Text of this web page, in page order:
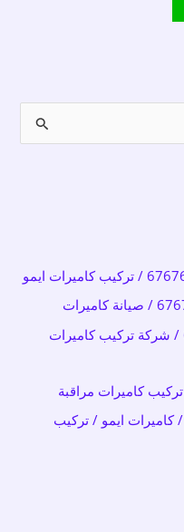
تركيب كاميرات مراقبة / 67676683 / شركة تركيب كاميرات
صيانة كاميرات مراقبة / 67676683 / كاميرات ايمو / تركيب